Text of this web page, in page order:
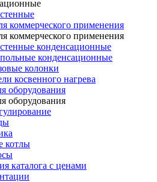
коммерческого применения
коммерческого применения
конденсационные
конденсационные
колонки
косвенного нагрева
оборудования
оборудования
котлы
каталога с ценами